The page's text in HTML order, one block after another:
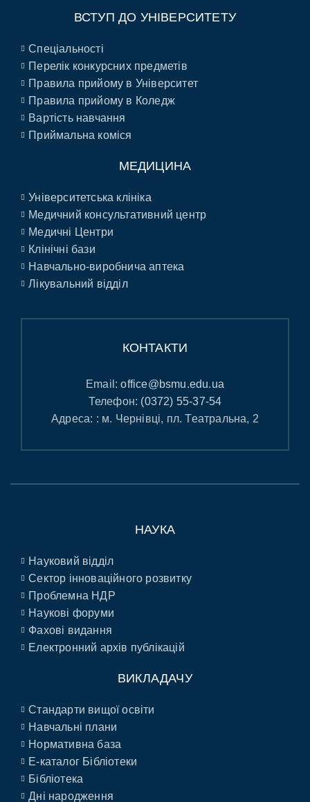
ВСТУП ДО УНІВЕРСИТЕТУ
Спеціальності
Перелік конкурсних предметів
Правила прийому в Університет
Правила прийому в Коледж
Вартість навчання
Приймальна коміся
МЕДИЦИНА
Університетська клініка
Медичний консультативний центр
Медичні Центри
Клінічні бази
Навчально-виробнича аптека
Лікувальний відділ
КОНТАКТИ
Email:office@bsmu.edu.ua
Телефон: (0372) 55-37-54
Адреса: : м. Чернівці, пл. Театральна, 2
НАУКА
Науковий відділ
Сектор інноваційного розвитку
Проблемна НДР
Наукові форуми
Фахові видання
Електронний архів публікацій
ВИКЛАДАЧУ
Стандарти вищої освіти
Навчальні плани
Нормативна база
E-каталог Бібліотеки
Бібліотека
Дні народження